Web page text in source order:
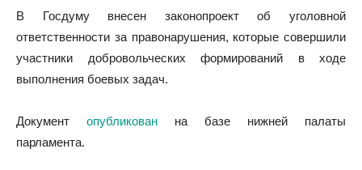
В Госдуму внесен законопроект об уголовной
ответственности за правонарушения, которые совершили
участники добровольческих формирований в ходе
выполнения боевых задач.
Документ опубликован на базе нижней палаты
парламента.